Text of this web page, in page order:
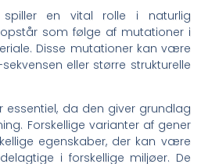
spiller en vital rolle i naturlig
som følge af mutationer i
Disse mutationer kan være
eller større strukturelle
essentiel, da den giver grundlag
Forskellige varianter af gener
egenskaber, der kan være
i forskellige miljøer. De